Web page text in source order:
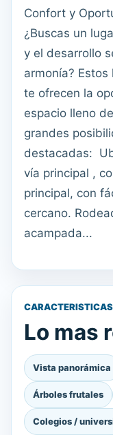
Confort y
¿Buscas un
y el desarrollo
armonía?
te ofrecen la
espacio lleno
grandes
destacadas:
vía principal ,
principal, con
cercano.
acampada...
CARACTERISTICAS
Lo mas
Vista panorámica
Árboles frutales
Colegios /